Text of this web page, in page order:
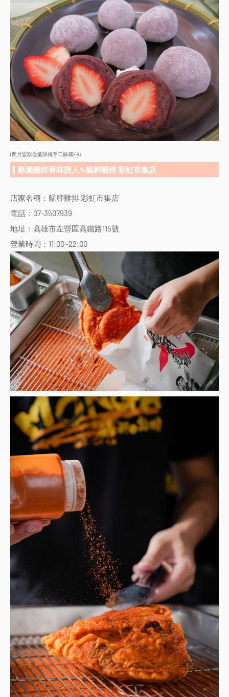
(照片皆取自董師傅手工麻糬FB)
▎酥脆雞排香味誘人∿艋舺雞排 彩虹市集店
店家名稱：艋舺雞排 彩虹市集店
電話：07-3507939
地址：高雄市左營區高鐵路115號
營業時間：11:00~22:00